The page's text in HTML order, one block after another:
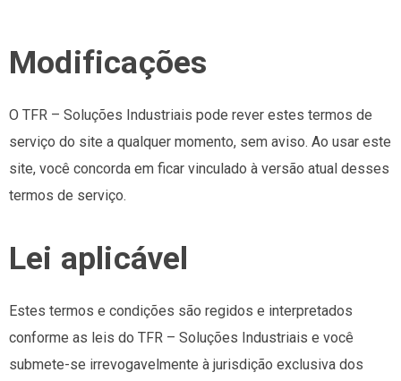
Modificações
O TFR – Soluções Industriais pode rever estes termos de
serviço do site a qualquer momento, sem aviso. Ao usar este
site, você concorda em ficar vinculado à versão atual desses
termos de serviço.
Lei aplicável
Estes termos e condições são regidos e interpretados
conforme as leis do TFR – Soluções Industriais e você
submete-se irrevogavelmente à jurisdição exclusiva dos